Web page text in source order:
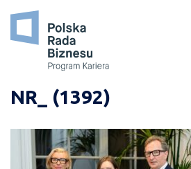
NR_ (1392)
o programie
jak aplikować
staże
porady